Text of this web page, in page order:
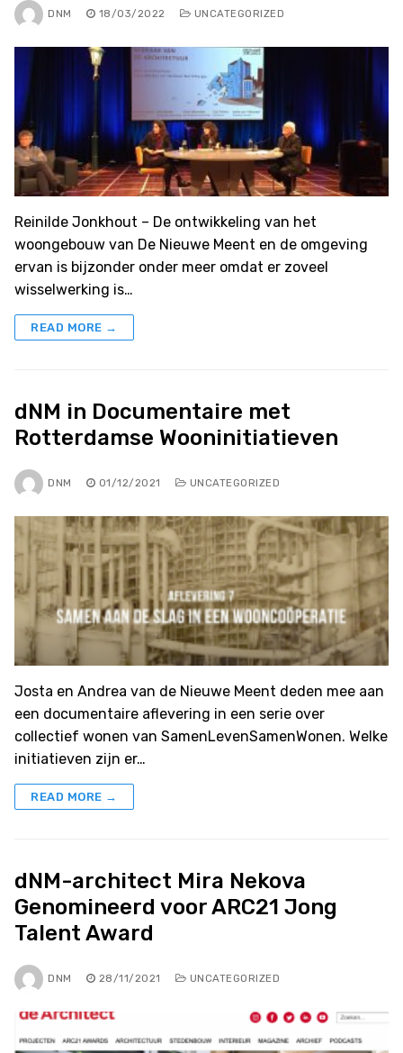
DNM 18/03/2022 UNCATEGORIZED
Reinilde Jonkhout – De ontwikkeling van het
woongebouw van De Nieuwe Meent en de omgeving
ervan is bijzonder onder meer omdat er zoveel
wisselwerking is…
READ MORE →
dNM in Documentaire met
Rotterdamse Wooninitiatieven
DNM 01/12/2021 UNCATEGORIZED
Josta en Andrea van de Nieuwe Meent deden mee aan
een documentaire aflevering in een serie over
collectief wonen van SamenLevenSamenWonen. Welke
initiatieven zijn er…
READ MORE →
dNM-architect Mira Nekova
Genomineerd voor ARC21 Jong
Talent Award
DNM 28/11/2021 UNCATEGORIZED